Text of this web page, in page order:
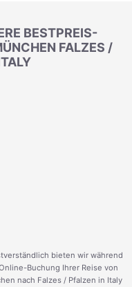
BESTPREIS-
FALZES /
bieten wir während
Buchung Ihrer Reise von
nach Falzes / Pfalzen in Italy